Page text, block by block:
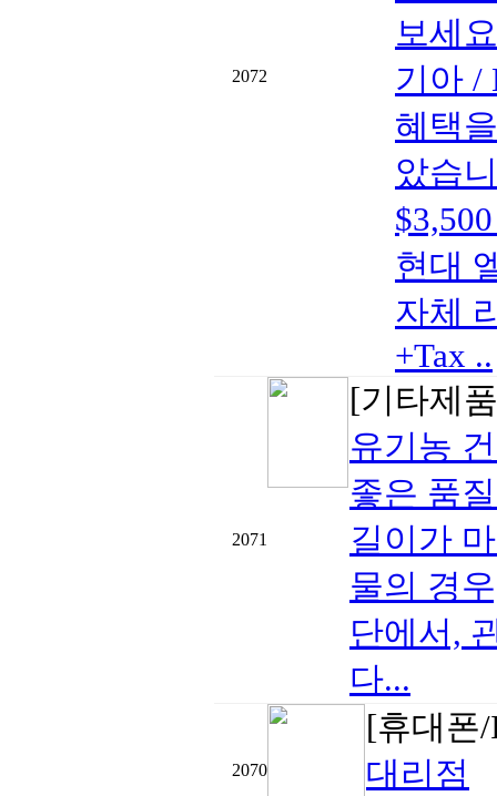
2072
보세
기아 /
혜택
았습
현대
자체
+Tax ..
2071
[기타제
유기농
좋은 품
길이가
물의 경
단에서,
다...
2070
[휴대
대리점